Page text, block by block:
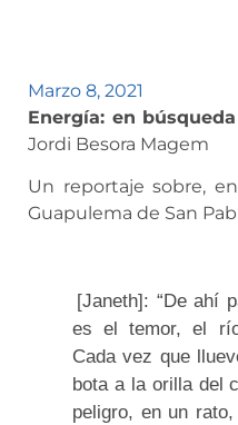
Marzo 8, 2021
Energía: en
Jordi Besora Magem
Un reportaje sobre,
Guapulema de San
[Janeth] : “ Deahí p
ese ltemor,e rí
Cadavez que uev
bota a a ori a del
pe igro, en un rato,